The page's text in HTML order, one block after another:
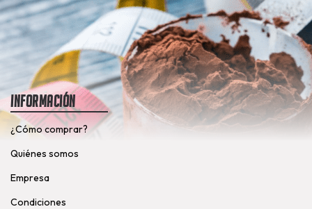
Información
¿Cómo comprar?
Quiénes somos
Empresa
Condiciones